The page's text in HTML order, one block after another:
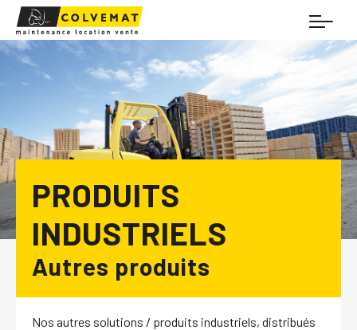
PRODUITS
INDUSTRIELS
Autres produits
Nos autres solutions / produits industriels, distribués